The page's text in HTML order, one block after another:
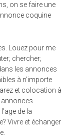
on se faire une
coquine
Louez pour me
chercher;
les annonces
à n'importe
et colocation à
annonces
de la
Vivre et échanger